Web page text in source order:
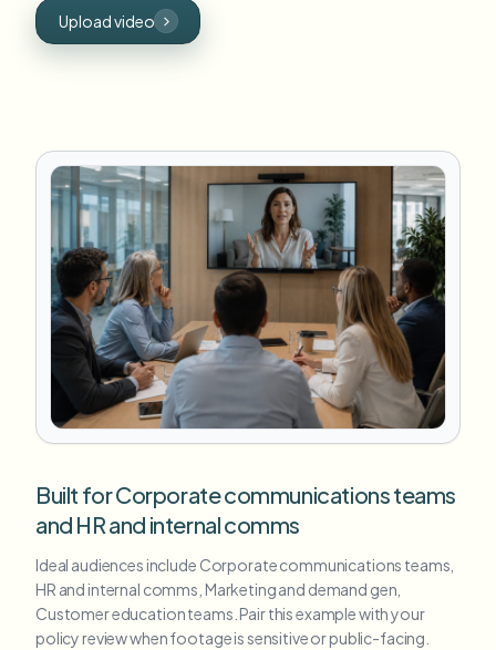
Upload video
Built for Corporate communications teams
and HR and internal comms
Ideal audiences include Corporate communications teams,
HR and internal comms, Marketing and demand gen,
Customer education teams. Pair this example with your
policy review when footage is sensitive or public-facing.